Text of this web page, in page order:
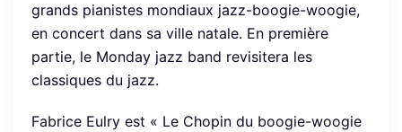
grands pianistes mondiaux jazz-boogie-woogie,
en concert dans sa ville natale. En première
partie, le Monday jazz band revisitera les
classiques du jazz.
Fabrice Eulry est « Le Chopin du boogie-woogie